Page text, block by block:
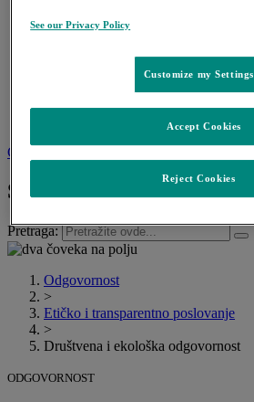
Odnosi sa lekarima
Edukacija
Politika privatnosti
Zaposlenje
Contact us
Šta želite da pronađete?
Pretraga:
Odgovornost​
>
Etičko i transparentno poslovanje
>
Društvena i ekološka odgovornost
ODGOVORNOST
See our Privacy Policy
Customize my Settings
Reject Cookies
Accept Cookies